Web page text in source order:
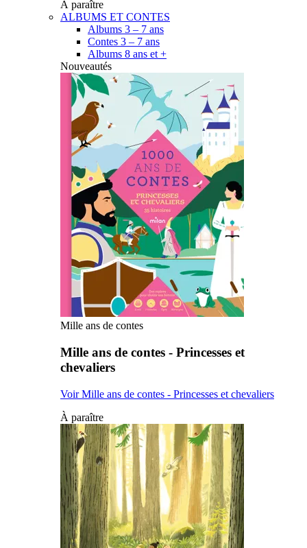
À paraître
ALBUMS ET CONTES
Albums 3 – 7 ans
Contes 3 – 7 ans
Albums 8 ans et +
Nouveautés
Mille ans de contes
Mille ans de contes - Princesses et
chevaliers
Voir Mille ans de contes - Princesses et chevaliers
À paraître